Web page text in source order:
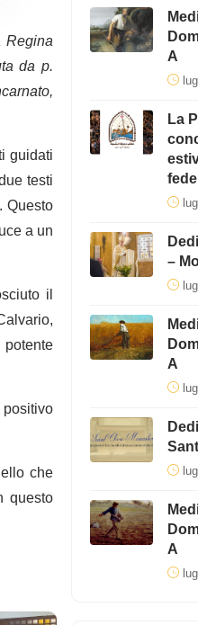
da p.
guidati
testi
a un
il
che
questo
A
La
fede
–
A
A